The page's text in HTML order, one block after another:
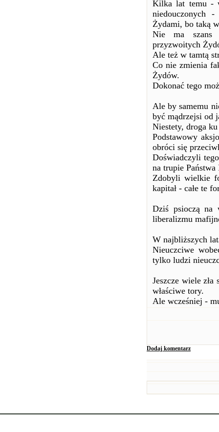
Kilka lat temu -
niedouczonych
Żydami, bo taką
Nie ma szans
przyzwoitych
Ale też w tamtą
Co nie zmienia
Żydów.
Dokonać tego
Ale by samemu
być mądrzejsi od
Niestety, droga
Podstawowy
obróci się
Doświadczyli
na trupie Państwa
Zdobyli wielkie
kapitał - całe te
Dziś psioczą na
liberalizmu
W najbliższych
Nieuczciwe
tylko ludzi
Jeszcze wiele
właściwe tory.
Ale wcześniej -
Dodaj komentarz